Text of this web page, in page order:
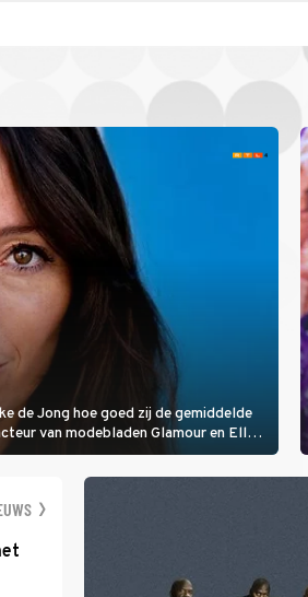
de Jong hoe goed zij de gemiddelde
van modebladen Glamour en Elle
da Graça en Marc-Marie Huijbregts.